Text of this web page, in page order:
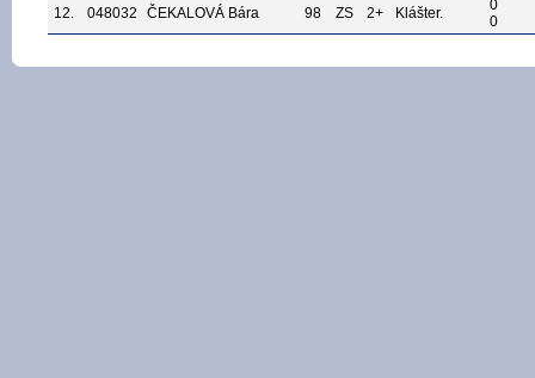
12.
048032 ČEKALOVÁ Bára 98 ZS 2+ Klášter.
0
0